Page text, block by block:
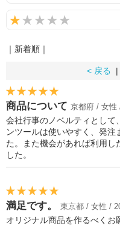
｜新着順｜
< 戻る |
商品について 京都府 / 女性
会社行事のノベルティとして
ンツールは使いやすく、発注
た。また機会があれば利用し
した。
満足です。 東京都 / 女性 /
オリジナル商品を作るべくお